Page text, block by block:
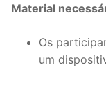
Material
Os
um